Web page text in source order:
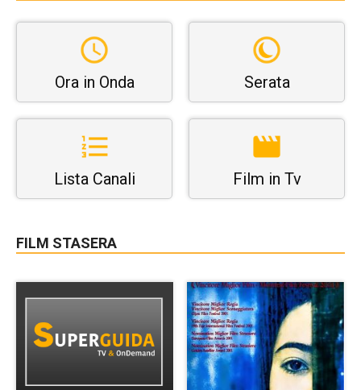
Ora in Onda Serata
Lista Canali Film in Tv
FILM STASERA